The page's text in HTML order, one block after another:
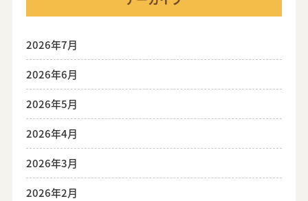
2026年7月
2026年6月
2026年5月
2026年4月
2026年3月
2026年2月